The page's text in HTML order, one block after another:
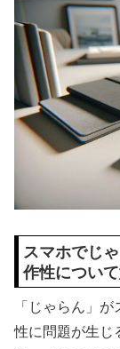
スマホでじ
作性につい
「じゃらん」
性に問題が生じ